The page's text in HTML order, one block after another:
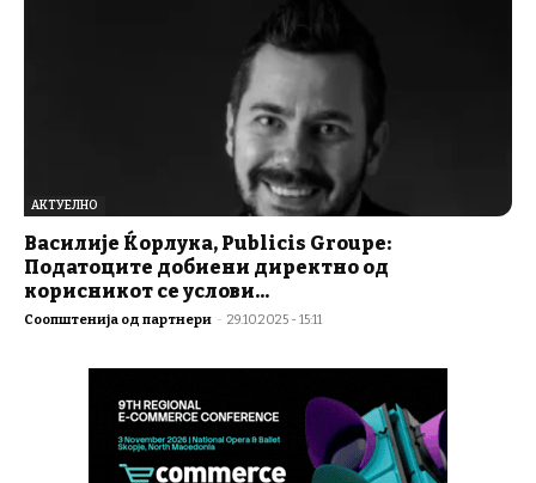
АКТУЕЛНО
Василиje Ќорлука, Publicis Groupe:
Податоците добиени директно од
корисникот се услови...
Соопштенија од партнери - 29.10.2025 - 15:11